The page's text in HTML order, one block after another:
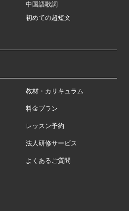
中国語歌詞
初めての超短文
教材・カリキュラム
料金プラン
レッスン予約
法人研修サービス
よくあるご質問